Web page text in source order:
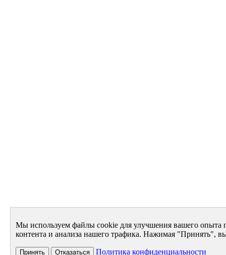
Мы используем файлы cookie для улучшения вашего опыта
контента и анализа нашего трафика. Нажимая "Принять",
Принять Отказаться Политика конфиденциальности